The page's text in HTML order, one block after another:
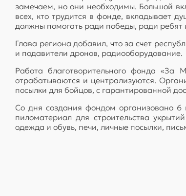
замечаем, но они необходимы. Большой
всех, кто трудится в фонде, вкладывает
должны помогать ради победы, ради
Глава региона добавил, что за счет
и подавители дронов, радиооборудование.
Работа благотворительного фонда «За
отрабатываются и централизуются.
посылки для бойцов, с гарантированной
Со дня создания фондом организовано 6
пиломатериал для строительства
одежда и обувь, печи, личные посылки,